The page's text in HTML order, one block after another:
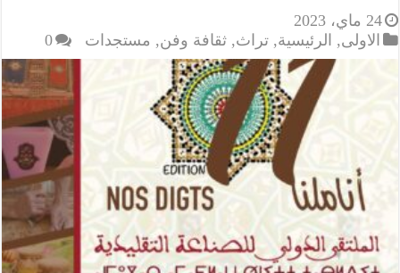
24 ماي، 2023
الاولى, الرئيسية,تراث,ثقافة وفن, مستجدات 0